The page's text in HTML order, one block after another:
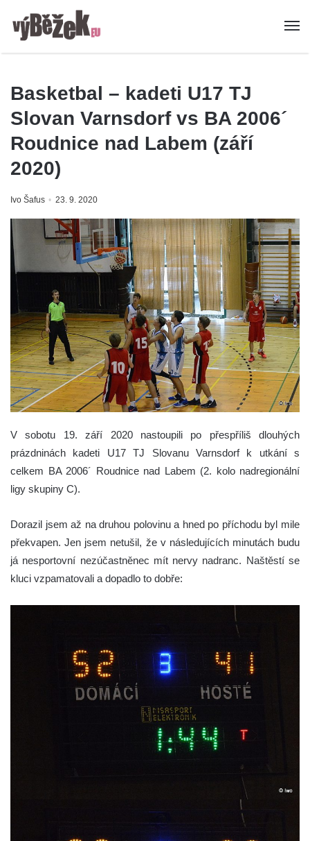
Basketbal – kadeti U17 TJ
Slovan Varnsdorf vs BA 2006´
Roudnice nad Labem (září
2020)
Ivo Šafus 23. 9. 2020
V sobotu 19. září 2020 nastoupili po přespříliš dlouhých
prázdninách kadeti U17 TJ Slovanu Varnsdorf k utkání s
celkem BA 2006´ Roudnice nad Labem (2. kolo nadregionální
ligy skupiny C).
Dorazil jsem až na druhou polovinu a hned po příchodu byl mile
překvapen. Jen jsem netušil, že v následujících minutách budu
já nesportovní nezúčastněnec mít nervy nadranc. Naštěstí se
kluci vzpamatovali a dopadlo to dobře: